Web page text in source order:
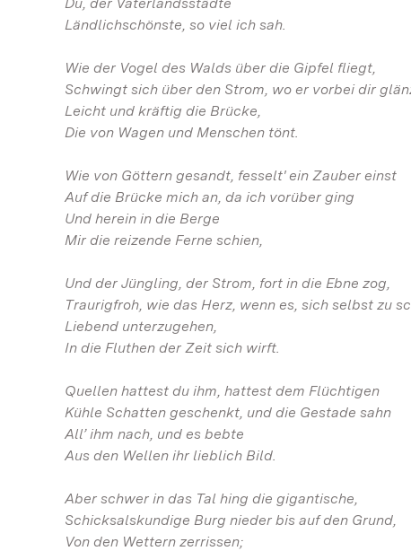
Ländlichschönste, so viel ich sah.
Wie der Vogel des Walds über die Gipfel fliegt,
Schwingt sich über den Strom, wo er vorbei dir
Leicht und kräftig die Brücke,
Die von Wagen und Menschen tönt.
Wie von Göttern gesandt, fesselt' ein Zauber einst
Auf die Brücke mich an, da ich vorüber ging
Und herein in die Berge
Mir die reizende Ferne schien,
Und der Jüngling, der Strom, fort in die Ebne zog,
Traurigfroh, wie das Herz, wenn es, sich selbst zu
Liebend unterzugehen,
In die Fluthen der Zeit sich wirft.
Quellen hattest du ihm, hattest dem Flüchtigen
Kühle Schatten geschenkt, und die Gestade sahn
All’ ihm nach, und es bebte
Aus den Wellen ihr lieblich Bild.
Aber schwer in das Tal hing die gigantische,
Schicksalskundige Burg nieder bis auf den Grund,
Von den Wettern zerrissen;